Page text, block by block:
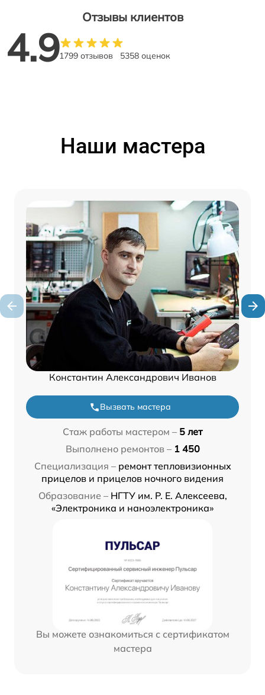
Отзывы клиентов
4.91799 отзывов 5358 оценок
Наши мастера
Константин Александрович Иванов
Вызвать мастера
Стаж работы мастером – 5 лет
Выполнено ремонтов – 1 450
Специализация – ремонт тепловизионных
прицелов и прицелов ночного видения
Образование – НГТУ им. Р. Е. Алексеева,
«Электроника и наноэлектроника»
Вы можете ознакомиться с сертификатом
мастера